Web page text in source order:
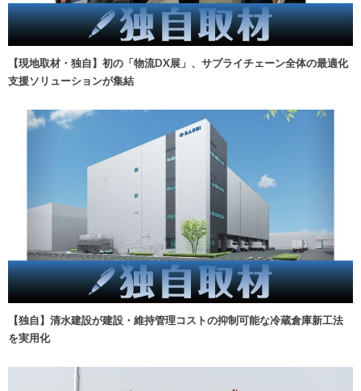
【現地取材・独自】初の「物流DX展」、サプライチェーン全体の最適化
支援ソリューションが集結
【独自】清水建設が建設・維持管理コストの抑制可能な冷蔵倉庫新工法
を実用化